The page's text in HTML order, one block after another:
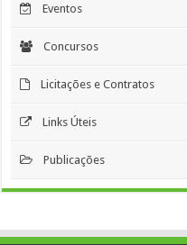
Eventos
Concursos
Licitações e Contratos
Links Úteis
Publicações